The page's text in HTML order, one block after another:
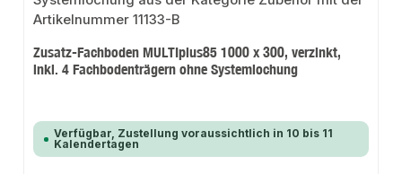
Zusatz-Fachboden MULTIplus85 1000 x 300, verzinkt,
inkl. 4 Fachbodenträgern ohne Systemlochung
Verfügbar, Zustellung voraussichtlich in 10 bis 11
Kalendertagen